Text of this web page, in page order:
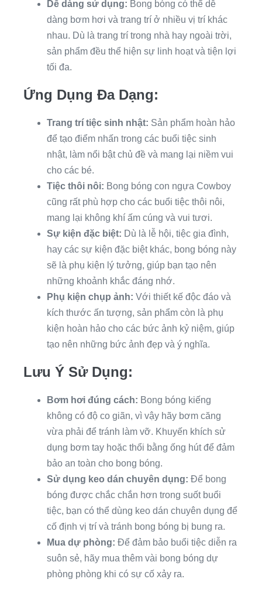
Dễ dàng sử dụng: Bong bóng có thể dễ
dàng bơm hơi và trang trí ở nhiều vị trí khác
nhau. Dù là trang trí trong nhà hay ngoài trời,
sản phẩm đều thể hiện sự linh hoạt và tiện lợi
tối đa.
Ứng Dụng Đa Dạng:
Trang trí tiệc sinh nhật: Sản phẩm hoàn hảo
để tạo điểm nhấn trong các buổi tiệc sinh
nhật, làm nổi bật chủ đề và mang lại niềm vui
cho các bé.
Tiệc thôi nôi: Bong bóng con ngựa Cowboy
cũng rất phù hợp cho các buổi tiệc thôi nôi,
mang lại không khí ấm cúng và vui tươi.
Sự kiện đặc biệt: Dù là lễ hội, tiệc gia đình,
hay các sự kiện đặc biệt khác, bong bóng này
sẽ là phụ kiện lý tưởng, giúp bạn tạo nên
những khoảnh khắc đáng nhớ.
Phụ kiện chụp ảnh: Với thiết kế độc đáo và
kích thước ấn tượng, sản phẩm còn là phụ
kiện hoàn hảo cho các bức ảnh kỷ niệm, giúp
tạo nên những bức ảnh đẹp và ý nghĩa.
Lưu Ý Sử Dụng:
Bơm hơi đúng cách: Bong bóng kiếng
không có độ co giãn, vì vậy hãy bơm căng
vừa phải để tránh làm vỡ. Khuyến khích sử
dụng bơm tay hoặc thổi bằng ống hút để đảm
bảo an toàn cho bong bóng.
Sử dụng keo dán chuyên dụng: Để bong
bóng được chắc chắn hơn trong suốt buổi
tiệc, bạn có thể dùng keo dán chuyên dụng để
cố định vị trí và tránh bong bóng bị bung ra.
Mua dự phòng: Để đảm bảo buổi tiệc diễn ra
suôn sẻ, hãy mua thêm vài bong bóng dự
phòng phòng khi có sự cố xảy ra.